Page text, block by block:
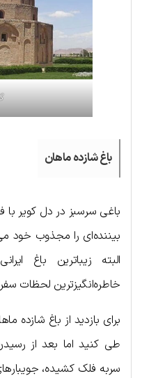
باغ شازده ماهان
باغی سرسبز در دل کویر با
بیننده‌ای را مجذوب خود
البته زیباترین باغ
خاطره‌انگیزترین لحظات
طی کنید اما بعد از
سربه‌ فلک کشیده،